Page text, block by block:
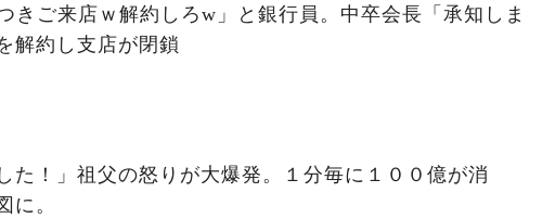
きご来店ｗ解約しろw」と銀行員。中卒会長「承知しま
解約し支店が閉鎖
た！」祖父の怒りが大爆発。１分毎に１００億が消
に。